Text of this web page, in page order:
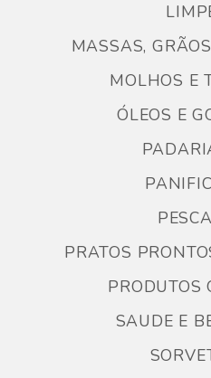
MASSAS,
MOLHOS E
ÓLEOS E
PRATOS
PRODUTOS
SAUDE E